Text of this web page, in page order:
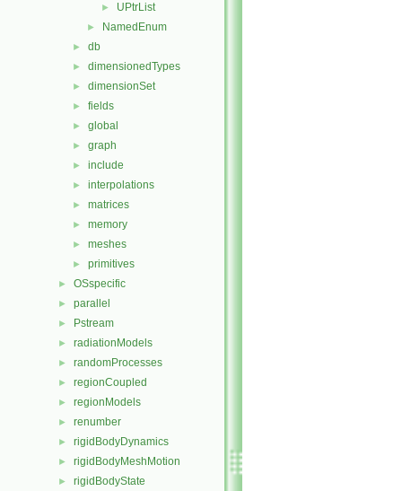
► UPtrList
► NamedEnum
► db
► dimensionedTypes
► dimensionSet
► fields
► global
► graph
► include
► interpolations
► matrices
► memory
► meshes
► primitives
► OSspecific
► parallel
► Pstream
► radiationModels
► randomProcesses
► regionCoupled
► regionModels
► renumber
► rigidBodyDynamics
► rigidBodyMeshMotion
► rigidBodyState